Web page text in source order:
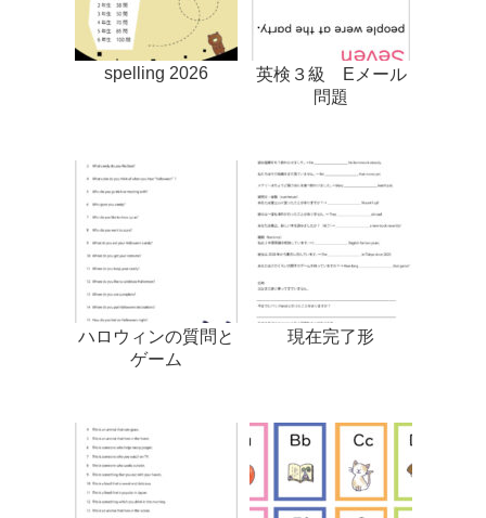
spelling 2026
英検３級 Eメール
問題
ハロウィンの質問と
ゲーム
現在完了形